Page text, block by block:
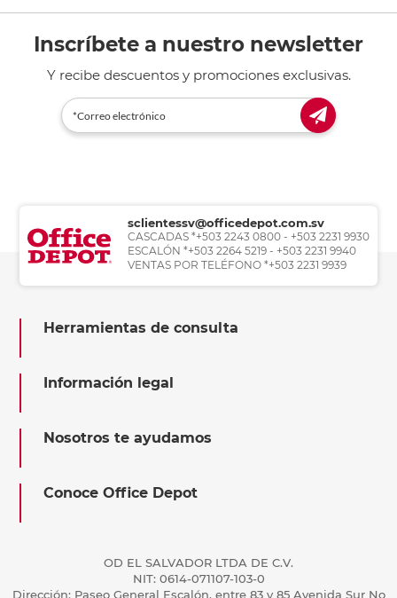
Inscríbete a nuestro newsletter
Y recibe descuentos y promociones exclusivas.
sclientessv@officedepot.com.sv
CASCADAS *+503 2243 0800 - +503 2231 9930
ESCALÓN *+503 2264 5219 - +503 2231 9940
VENTAS POR TELÉFONO *+503 2231 9939
Herramientas de consulta
Información legal
Nosotros te ayudamos
Conoce Office Depot
OD EL SALVADOR LTDA DE C.V.
NIT: 0614-071107-103-0
Dirección: Paseo General Escalón, entre 83 y 85 Avenida Sur No